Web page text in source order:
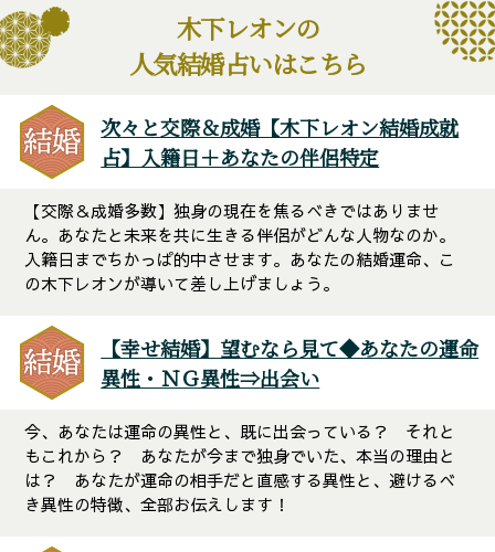
木下レオンの
人気結婚占いはこちら
次々と交際＆成婚【木下レオン結婚成就
占】入籍日＋あなたの伴侶特定
【交際＆成婚多数】独身の現在を焦るべきではありませ
ん。あなたと未来を共に生きる伴侶がどんな人物なのか。
入籍日までちかっぱ的中させます。あなたの結婚運命、こ
の木下レオンが導いて差し上げましょう。
【幸せ結婚】望むなら見て◆あなたの運命
異性・ＮＧ異性⇒出会い
今、あなたは運命の異性と、既に出会っている？ それと
もこれから？ あなたが今まで独身でいた、本当の理由と
は？ あなたが運命の相手だと直感する異性と、避けるべ
き異性の特徴、全部お伝えします！